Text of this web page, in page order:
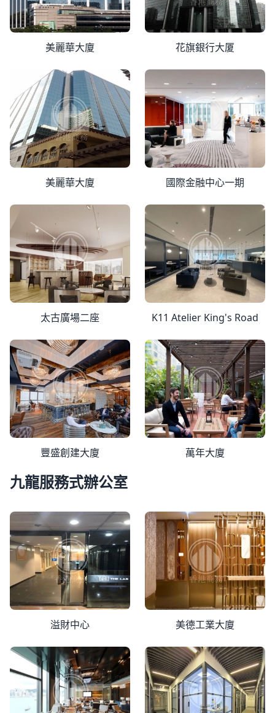
美麗華大廈 花旗銀行大厦
美麗華大廈 國際金融中心一期
太古廣場二座 K11 Atelier King's Road
豐盛創建大廈 萬年大廈
九龍服務式辦公室
溢財中心 美德工業大廈